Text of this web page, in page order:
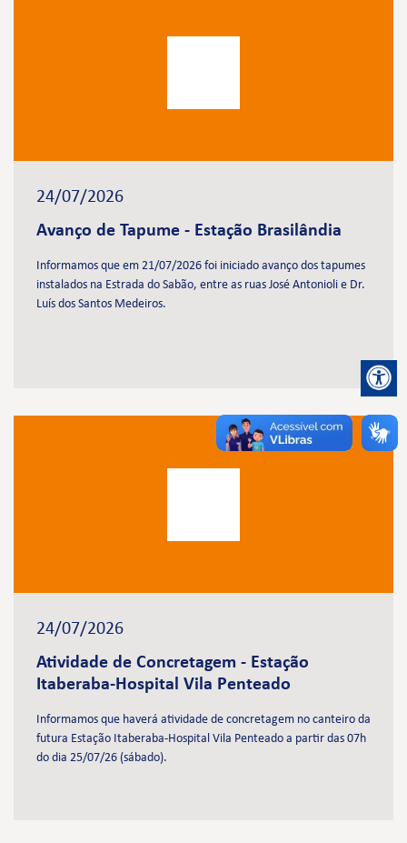
24/07/2026
Avanço de Tapume - Estação Brasilândia
Informamos que em 21/07/2026 foi iniciado avanço dos tapumes
instalados na Estrada do Sabão, entre as ruas José Antonioli e Dr.
Luís dos Santos Medeiros.
24/07/2026
Atividade de Concretagem - Estação
Itaberaba-Hospital Vila Penteado
Informamos que haverá atividade de concretagem no canteiro da
futura Estação Itaberaba-Hospital Vila Penteado a partir das 07h
do dia 25/07/26 (sábado).